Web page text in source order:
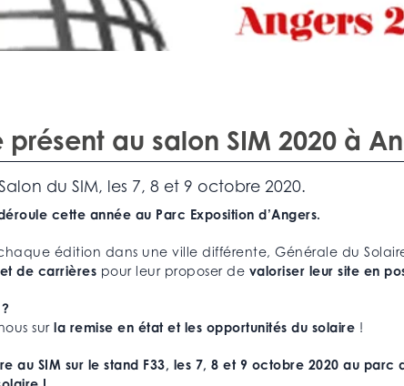
au salon SIM 2020 à
du SIM, les 7, 8 et 9 octobre 2020.
cette année au Parc Exposition d’Angers.
édition dans une ville différente, Générale du
de carrières pour leur proposer de valoriser leur site en
surla remise en état et les opportunités du solaire !
au SIM sur le stand F33, les 7, 8 et 9 octobre 2020 au parc